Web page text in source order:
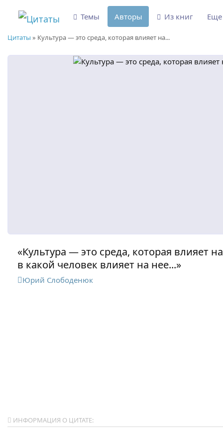
Цитаты » Культура — это среда, которая влияет на...
«Культура — это среда, которая влияет
в какой человек влияет на нее...»
Юрий Слободенюк
ИНФОРМАЦИЯ О ЦИТАТЕ:
Темы Авторы Из книг